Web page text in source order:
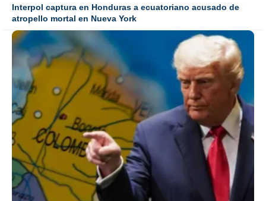
Interpol captura en Honduras a ecuatoriano acusado de
atropello mortal en Nueva York